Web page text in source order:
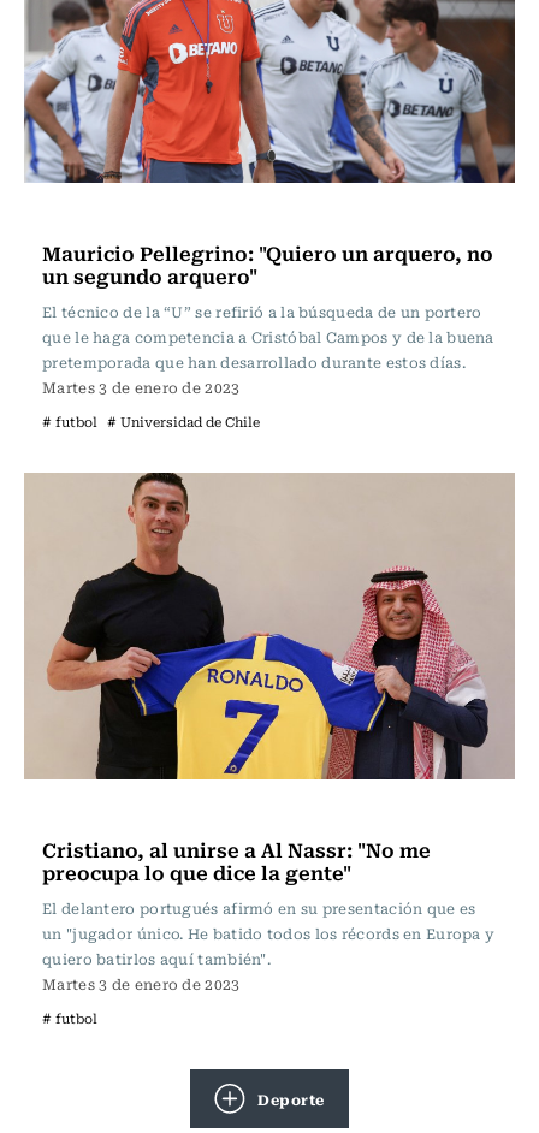
Mauricio Pellegrino: "Quiero un arquero, no
un segundo arquero"
El técnico de la “U” se refirió a la búsqueda de un portero
que le haga competencia a Cristóbal Campos y de la buena
pretemporada que han desarrollado durante estos días.
Martes 3 de enero de 2023
# futbol # Universidad de Chile
Cristiano, al unirse a Al Nassr: "No me
preocupa lo que dice la gente"
El delantero portugués afirmó en su presentación que es
un "jugador único. He batido todos los récords en Europa y
quiero batirlos aquí también".
Martes 3 de enero de 2023
# futbol
Deporte